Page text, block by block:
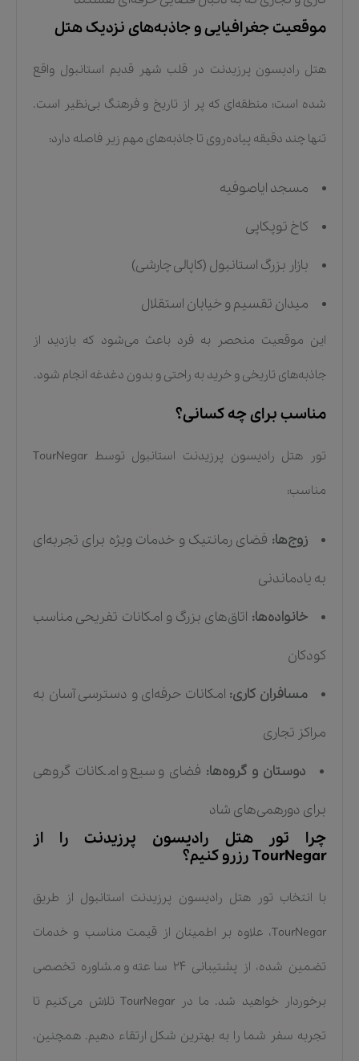
موقعیت جغرافیایی و جاذبه‌های نزدیک هتل
هتل رادیسون پرزیدنت در قلب شهر قدیم استانبول واقع
شده است؛ منطقه‌ای که پر از تاریخ و فرهنگ بی‌نظیر است.
تنها چند دقیقه پیاده‌روی تا جاذبه‌های مهم زیر فاصله دارد:
مسجد ایاصوفیه
کاخ توپکاپی
بازار بزرگ استانبول (کاپالی چارشی)
میدان تقسیم و خیابان استقلال
این موقعیت منحصر به فرد باعث می‌شود که بازدید از
جاذبه‌های تاریخی و خرید به راحتی و بدون دغدغه انجام شود.
مناسب برای چه کسانی؟
تور هتل رادیسون پرزیدنت استانبول توسط TourNegar
مناسب:
زوج‌ها: فضای رمانتیک و خدمات ویژه برای تجربه‌ای
به یادماندنی
خانواده‌ها: اتاق‌های بزرگ و امکانات تفریحی مناسب
کودکان
مسافران کاری: امکانات حرفه‌ای و دسترسی آسان به
مراکز تجاری
دوستان و گروه‌ها: فضای وسیع و امکانات گروهی
برای دورهمی‌های شاد
چرا تور هتل رادیسون پرزیدنت را از
TourNegar رزرو کنیم؟
با انتخاب تور هتل رادیسون پرزیدنت استانبول از طریق
TourNegar، علاوه بر اطمینان از قیمت مناسب و خدمات
تضمین شده، از پشتیبانی ۲۴ ساعته و مشاوره تخصصی
برخوردار خواهید شد. ما در TourNegar تلاش می‌کنیم تا
تجربه سفر شما را به بهترین شکل ارتقاء دهیم. همچنین،